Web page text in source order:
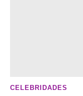
CELEBRIDADES